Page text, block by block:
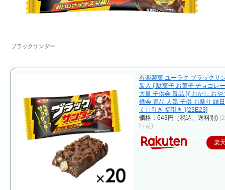
ブラックサンダー
有楽製菓 ユーラク ブラックサ
装入 { 駄菓子 お菓子 チョコレ
大量 子供会 景品 }{ おかし おや
供会 景品 人気 子供 お祭り 縁
くじ引き 福引き }[23E23]
価格：643円（税込、送料別)
時点)
楽